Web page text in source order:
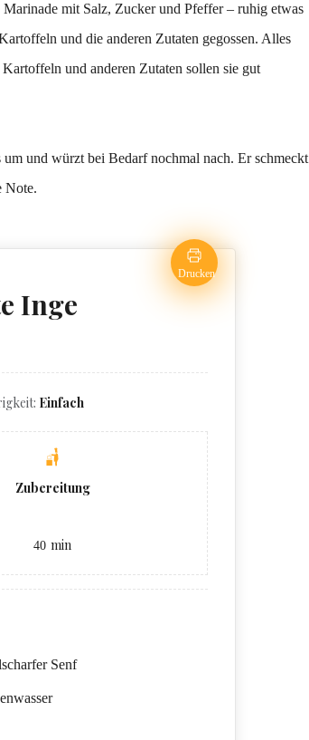
mit Salz, Zucker und Pfeffer – ruhig etwas
und die anderen Zutaten gegossen. Alles
und anderen Zutaten sollen sie gut
und würzt bei Bedarf nochmal nach. Er schmeckt
Note.
Drucken
Inge
Einfach
Zubereitung
40 min
Senf